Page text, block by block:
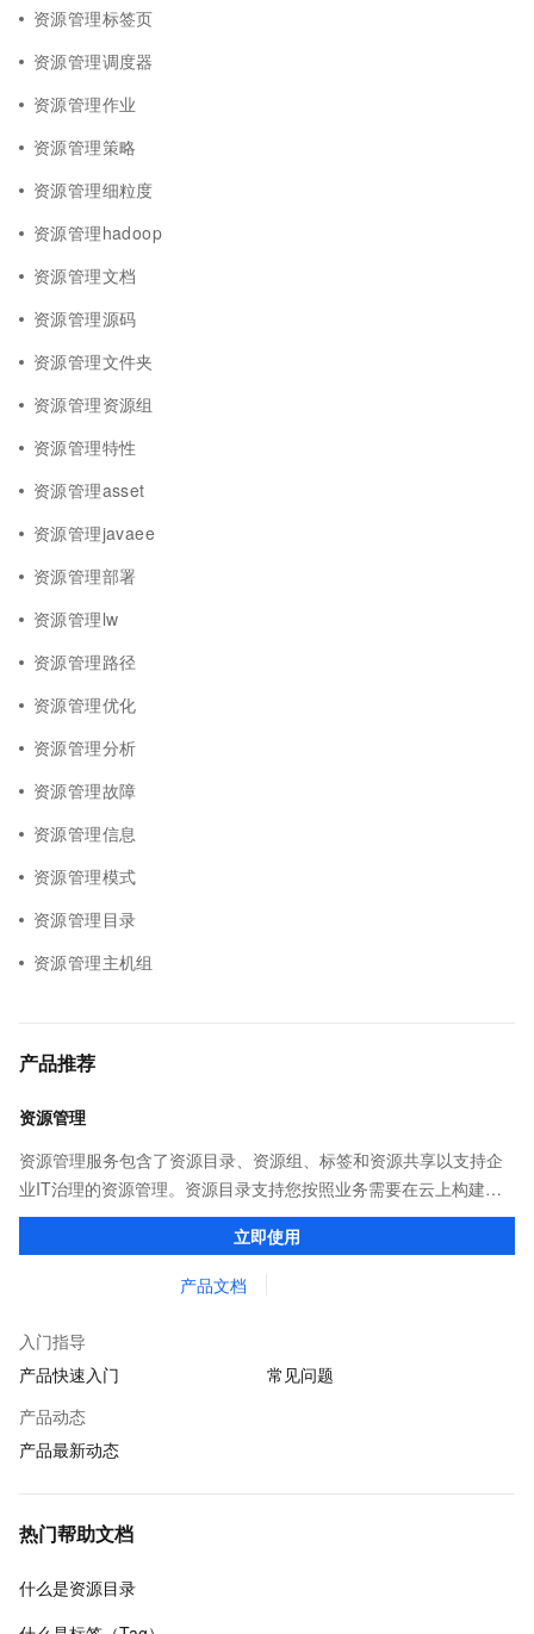
资源管理标签页
资源管理调度器
资源管理作业
资源管理策略
资源管理细粒度
资源管理hadoop
资源管理文档
资源管理源码
资源管理文件夹
资源管理资源组
资源管理特性
资源管理asset
资源管理javaee
资源管理部署
资源管理lw
资源管理路径
资源管理优化
资源管理分析
资源管理故障
资源管理信息
资源管理模式
资源管理目录
资源管理主机组
产品推荐
资源管理
资源管理服务包含了资源目录、资源组、标签和资源共享以支持企
业IT治理的资源管理。资源目录支持您按照业务需要在云上构建企
业业务组织关系，使用资源组和标签可分层次管理云上资源，资源
共享提供在企业成员之间共享云上资源。
立即使用
产品文档
入门指导
产品快速入门
常见问题
产品动态
产品最新动态
热门帮助文档
什么是资源目录